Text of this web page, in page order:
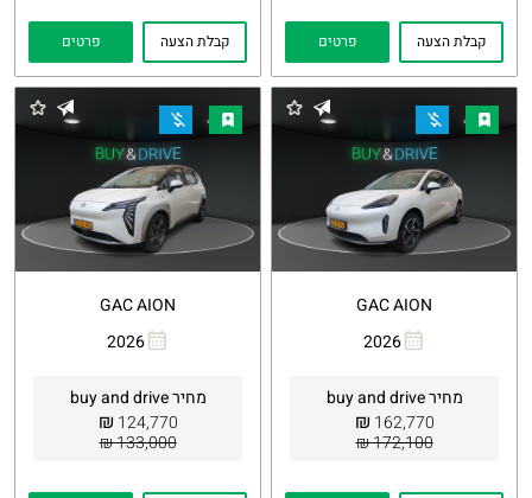
קבלת הצעה פרטים קבלת הצעה פרטים
GAC AION
2026
מחיר buy and drive
162,770
₪
172,100 ₪
Whatsapp
GAC AION
2026
מחיר buy and drive
124,770
₪
133,000 ₪
Whatsapp